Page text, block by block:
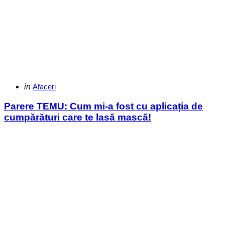
Categories
Posted
in Afaceri
Parere TEMU: Cum mi-a fost cu aplicația de
cumpărături care te lasă mască!